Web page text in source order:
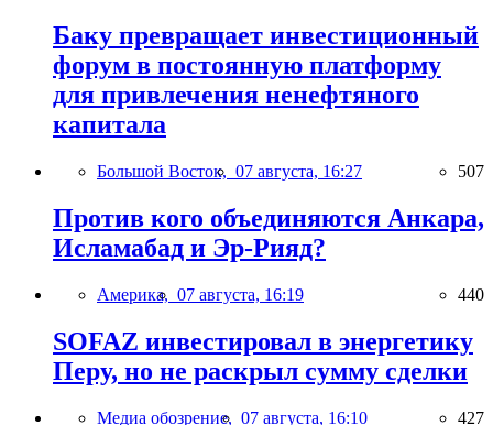
Баку превращает инвестиционный
форум в постоянную платформу
для привлечения ненефтяного
капитала
Большой Восток, 07 августа, 16:27 507
Против кого объединяются Анкара,
Исламабад и Эр-Рияд?
Америка, 07 августа, 16:19 440
SOFAZ инвестировал в энергетику
Перу, но не раскрыл сумму сделки
Медиа обозрение, 07 августа, 16:10 427